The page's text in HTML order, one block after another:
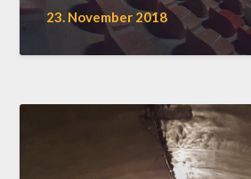
23. November 2018